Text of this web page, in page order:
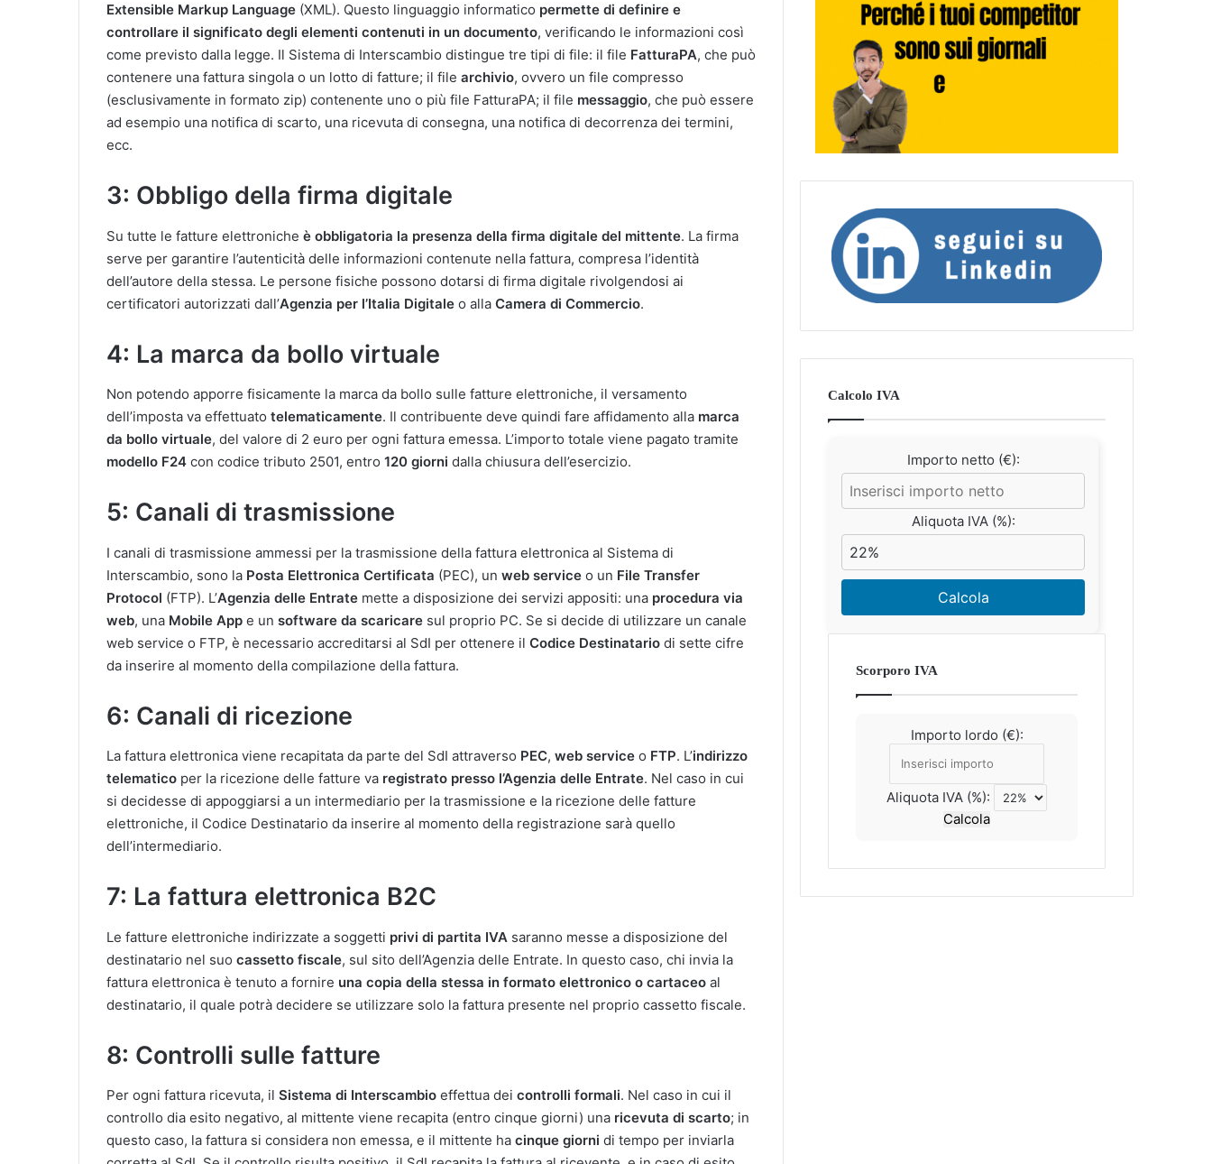
Extensible Markup Language (XML). Questo linguaggio informatico permette di definire e
controllare il significato degli elementi contenuti in un documento, verificando le informazioni così
come previsto dalla legge. Il Sistema di Interscambio distingue tre tipi di file: il file FatturaPA, che può
contenere una fattura singola o un lotto di fatture; il file archivio, ovvero un file compresso
(esclusivamente in formato zip) contenente uno o più file FatturaPA; il file messaggio, che può essere
ad esempio una notifica di scarto, una ricevuta di consegna, una notifica di decorrenza dei termini,
ecc.
3: Obbligo della firma digitale
Su tutte le fatture elettroniche è obbligatoria la presenza della firma digitale del mittente. La firma
serve per garantire l’autenticità delle informazioni contenute nella fattura, compresa l’identità
dell’autore della stessa. Le persone fisiche possono dotarsi di firma digitale rivolgendosi ai
certificatori autorizzati dall’Agenzia per l’Italia Digitale o alla Camera di Commercio.
4: La marca da bollo virtuale
Non potendo apporre fisicamente la marca da bollo sulle fatture elettroniche, il versamento
dell’imposta va effettuato telematicamente. Il contribuente deve quindi fare affidamento alla marca
da bollo virtuale, del valore di 2 euro per ogni fattura emessa. L’importo totale viene pagato tramite
modello F24 con codice tributo 2501, entro 120 giorni dalla chiusura dell’esercizio.
5: Canali di trasmissione
I canali di trasmissione ammessi per la trasmissione della fattura elettronica al Sistema di
Interscambio, sono la Posta Elettronica Certificata (PEC), un web service o un File Transfer
Protocol (FTP). L’Agenzia delle Entrate mette a disposizione dei servizi appositi: una procedura via
web, una Mobile App e un software da scaricare sul proprio PC. Se si decide di utilizzare un canale
web service o FTP, è necessario accreditarsi al SdI per ottenere il Codice Destinatario di sette cifre
da inserire al momento della compilazione della fattura.
6: Canali di ricezione
La fattura elettronica viene recapitata da parte del SdI attraverso PEC, web service o FTP. L’indirizzo
telematico per la ricezione delle fatture va registrato presso l’Agenzia delle Entrate. Nel caso in cui
si decidesse di appoggiarsi a un intermediario per la trasmissione e la ricezione delle fatture
elettroniche, il Codice Destinatario da inserire al momento della registrazione sarà quello
dell’intermediario.
7: La fattura elettronica B2C
Le fatture elettroniche indirizzate a soggetti privi di partita IVA saranno messe a disposizione del
destinatario nel suo cassetto fiscale, sul sito dell’Agenzia delle Entrate. In questo caso, chi invia la
fattura elettronica è tenuto a fornire una copia della stessa in formato elettronico o cartaceo al
destinatario, il quale potrà decidere se utilizzare solo la fattura presente nel proprio cassetto fiscale.
8: Controlli sulle fatture
Per ogni fattura ricevuta, il Sistema di Interscambio effettua dei controlli formali. Nel caso in cui il
controllo dia esito negativo, al mittente viene recapita (entro cinque giorni) una ricevuta di scarto; in
questo caso, la fattura si considera non emessa, e il mittente ha cinque giorni di tempo per inviarla
Calcolo IVA
Importo netto (€):
Aliquota IVA (%):
Calcola
Scorporo IVA
Importo lordo (€):
Aliquota IVA (%):
Calcola